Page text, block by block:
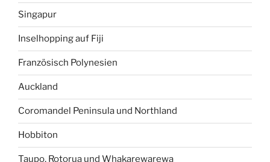
Singapur
Inselhopping auf Fiji
Französisch Polynesien
Auckland
Coromandel Peninsula und Northland
Hobbiton
Taupo, Rotorua und Whakarewarewa